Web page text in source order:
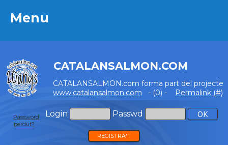
Menu
CATALANSALMON.COM
CATALANSALMON.com forma part del projecte
www.catalansalmon.com - (0) - Permalink (#)
Login Passwd
Password
perdut?
REGISTRA'T
Menu